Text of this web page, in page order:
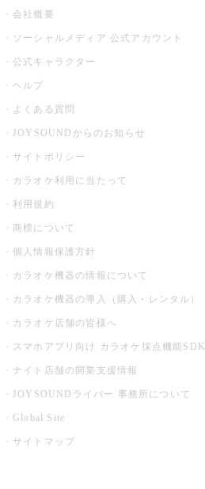
会社概要
ソーシャルメディア 公式アカウント
公式キャラクター
ヘルプ
よくある質問
JOYSOUNDからのお知らせ
サイトポリシー
カラオケ利用に当たって
利用規約
商標について
個人情報保護方針
カラオケ機器の情報について
カラオケ機器の導入（購入・レンタル）
カラオケ店舗の皆様へ
スマホアプリ向け カラオケ採点機能SDK
ナイト店舗の開業支援情報
JOYSOUNDライバー 事務所について
Global Site
サイトマップ